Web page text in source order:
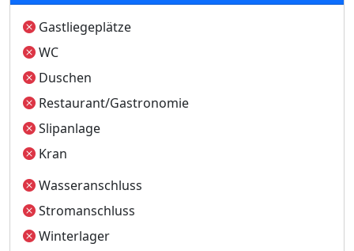
Gastliegeplätze
WC
Duschen
Restaurant/Gastronomie
Slipanlage
Kran
Wasseranschluss
Stromanschluss
Winterlager